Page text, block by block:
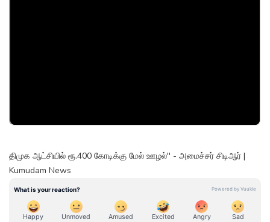
திமுக ஆட்சியில் ரூ.400 கோடிக்கு மேல் ஊழல்'' - அமைச்சர் சிடிஆர் |
Kumudam News